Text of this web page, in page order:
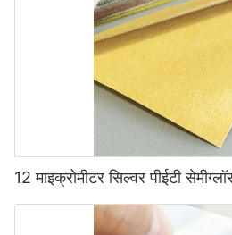
12 माइक्रोमीटर सिल्वर पीईटी